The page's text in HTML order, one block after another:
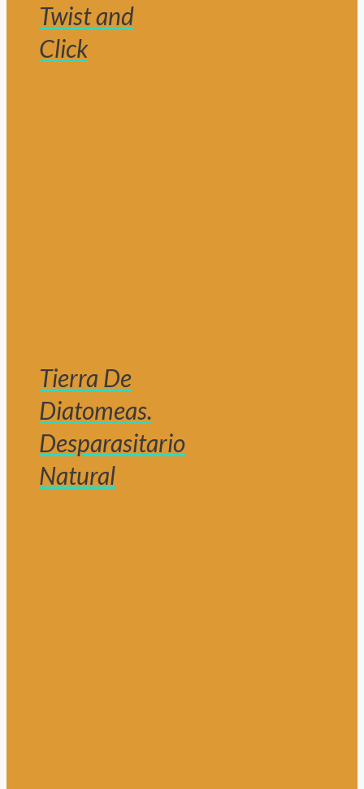
Twist and
Click
Tierra De
Diatomeas.
Desparasitario
Natural